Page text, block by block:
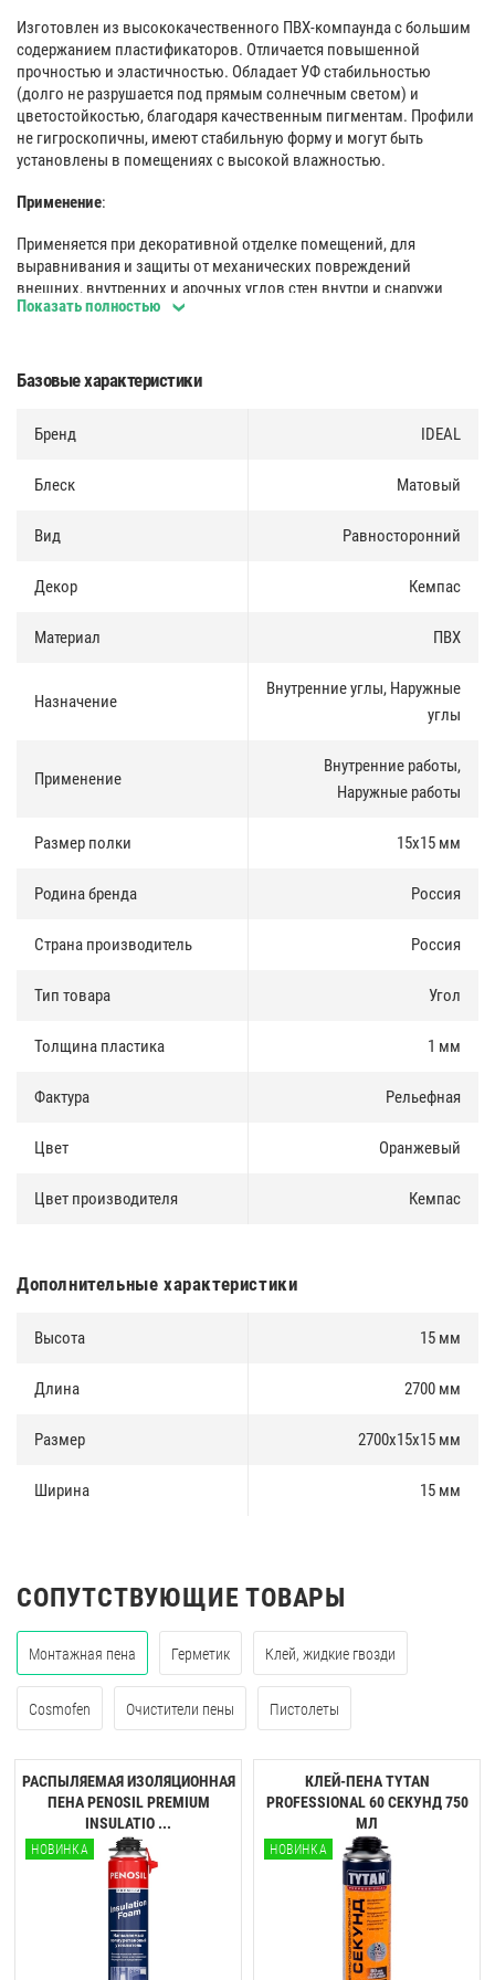
Изготовлен из высококачественного ПВХ-компаунда с большим
содержанием пластификаторов. Отличается повышенной
прочностью и эластичностью. Обладает УФ стабильностью
(долго не разрушается под прямым солнечным светом) и
цветостойкостью, благодаря качественным пигментам. Профили
не гигроскопичны, имеют стабильную форму и могут быть
установлены в помещениях с высокой влажностью.
Применение:
Применяется при декоративной отделке помещений, для
выравнивания и защиты от механических повреждений
внешних, внутренних и арочных углов стен внутри и снаружи
помещений. Защищают углы стен от истирания и скрывают
Поверхность:
реалистичный вид, обеспечивает высокую износостойкость и
углы.
Преимущества углового профиля
Обеспечивает сохранность отделки;
материалов на краях проемов.
Угол ПВХ может быть смонтирован на монтажный клей, жидкие
усиливающего сцепление с материалом поверхности, а также на
гвозди без шляпок.
Показать полностью
Базовые характеристики
Бренд IDEAL
Блеск Матовый
Вид Равносторонний
Декор Кемпас
Материал ПВХ
Назначение
Внутренние углы, Наружные
углы
Применение
Внутренние работы,
Наружные работы
Размер полки 15х15 мм
Родина бренда Россия
Страна производитель Россия
Тип товара Угол
Толщина пластика 1 мм
Фактура Рельефная
Цвет Оранжевый
Цвет производителя Кемпас
Дополнительные характеристики
Высота 15 мм
Длина 2700 мм
Размер 2700х15х15 мм
Ширина 15 мм
СОПУТСТВУЮЩИЕ ТОВАРЫ
Монтажная пена Герметик Клей, жидкие гвозди
Cosmofen Очистители пены Пистолеты
РАСПЫЛЯЕМАЯ ИЗОЛЯЦИОННАЯ
ПЕНА PENOSIL PREMIUM
INSULATIO ...
НОВИНКА
КЛЕЙ-ПЕНА TYTAN
PROFESSIONAL 60 CЕКУНД 750
МЛ
НОВИНКА